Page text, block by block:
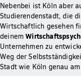
Nebenbei ist Köln aber
Studierendenstadt, die
Wirtschaftlich gesehen
deinem
Unternehmen zu
Weg der
Stadt wie Köln genau